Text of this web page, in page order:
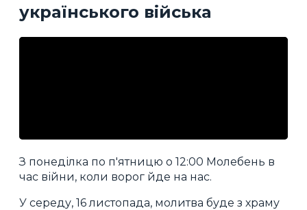
українського війська
З понеділка по п'ятницю о 12:00 Молебень в
час війни, коли ворог йде на нас.
У середу, 16 листопада, молитва буде з храму